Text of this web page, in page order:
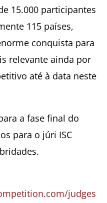
15.000 participantes
115 países,
conquista para
relevante ainda por
até à data neste
a fase final do
para o júri ISC
judges